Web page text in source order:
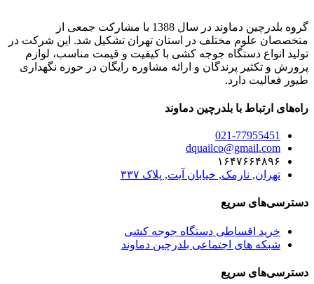
گروه بلدرچین دماوند در سال 1388 با مشارکت جمعی از
متخصصان علوم مختلف در استان تهران تشکیل شد. این شرکت در
تولید انواع دستگاه جوجه کشی با کیفیت و قیمت مناسب، لوازم
پرورش و تکثیر پرندگان و ارائه مشاوره رایگان در حوزه نگهداری
طیور فعالیت دارد.
راه‌های ارتباط با بلدرچین دماوند
021-77955451
dquailco@gmail.com
۱۶۴۷۶۶۴۸۹۶
تهران, نارمک, خیابان آیت, پلاک ۳۳۷
دسترسی‌های سریع
خرید اقساطی دستگاه جوجه کشی
شبکه های اجتماعی بلدرچین دماوند
دسترسی‌های سریع